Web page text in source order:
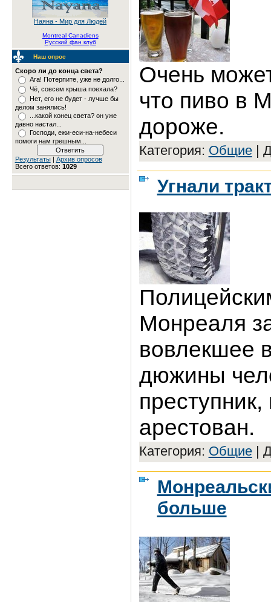
Наяна - Мир для Людей
Montreal Canadiens
Русский фан клуб
Наш опрос
Скоро ли до конца света?
Ага! Потерпите, уже не долго...
Чё, совсем крыша поехала?
Нет, его не будет - лучше бы
делом занялись!
...какой конец света? он уже
давно настал...
Господи, ежи-еси-на-небеси
помоги нам грешным...
Результаты| Архив опросов
Всего ответов: 1029
Очень
что пиво в
дороже.
Категория: Общие|
Угнали
Монреаля
вовлекшее
дюжины
арестован.
Категория: Общие|
больше